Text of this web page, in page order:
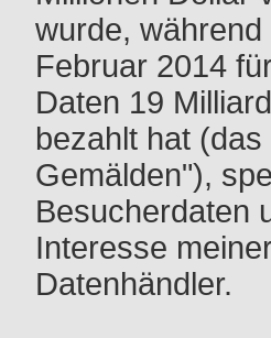
wurde,
Februar 2014
Daten 19
bezahlt hat
Gemälden"),
Besucherdaten
Interesse
Datenhändler.